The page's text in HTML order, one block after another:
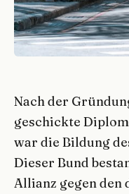
Nach der
geschickte
war die Bildung
Dieser Bund
Allianz gegen